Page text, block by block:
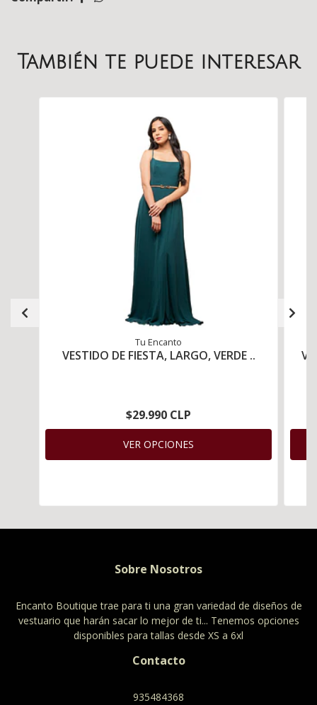
También te puede interesar
Tu Encanto
VESTIDO DE FIESTA, LARGO, VERDE ..
$29.990 CLP
VER OPCIONES
Sobre Nosotros
Encanto Boutique trae para ti una gran variedad de diseños de
vestuario que harán sacar lo mejor de ti... Tenemos opciones
disponibles para tallas desde XS a 6xl
Contacto
935484368